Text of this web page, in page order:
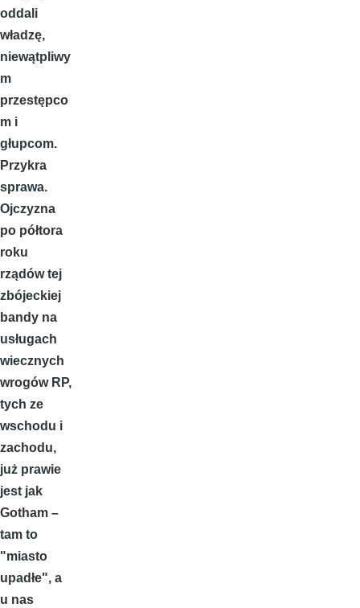
oddali
władzę,
niewątpliwy
m
przestępco
m i
głupcom.
Przykra
sprawa.
Ojczyzna
po półtora
roku
rządów tej
zbójeckiej
bandy na
usługach
wiecznych
wrogów RP,
tych ze
wschodu i
zachodu,
już prawie
jest jak
Gotham –
tam to
"miasto
upadłe", a
u nas